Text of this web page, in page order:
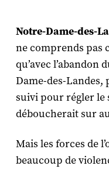
Notre-Dame-des-
ne comprends pas
qu’avec l’abandon
Dame-des-Landes,
suivi pour régler le
déboucherait sur
Mais les forces de
beaucoup de